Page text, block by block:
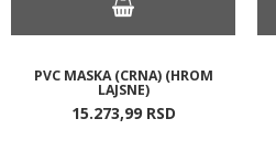
PVC MASKA (CRNA) (HROM
LAJSNE)
15.273,99 RSD